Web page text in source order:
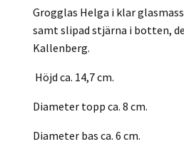
Grogglas Helga i klar
samt slipad stjärna i botten,
Kallenberg.
Höjd ca. 14,7 cm.
Diameter topp ca. 8 cm.
Diameter bas ca. 6 cm.